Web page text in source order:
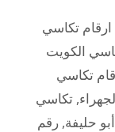
ارقام تكاسي
الكويت
تكاسي
, تكاسي
حليفة, رقم